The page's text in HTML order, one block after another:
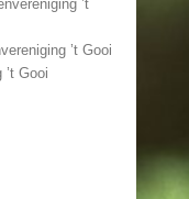
’t
’t Gooi
Gooi